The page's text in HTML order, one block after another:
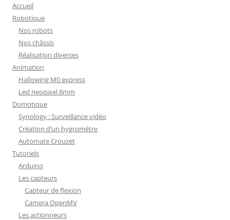
Accueil
Robotique
Nos robots
Nos châssis
Réalisation diverses
Animation
Hallowing M0 express
Led neopixel 8mm
Domotique
Synology : Surveillance vidéo
Création d’un hygromètre
Automate Crouzet
Tutoriels
Arduino
Les capteurs
Capteur de flexion
Camera OpenMV
Les actionneurs